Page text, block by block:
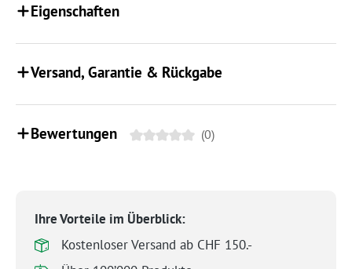
Eigenschaften
Versand, Garantie & Rückgabe
Bewertungen (0)
Ihre Vorteile im Überblick:
Kostenloser Versand ab CHF 150.-